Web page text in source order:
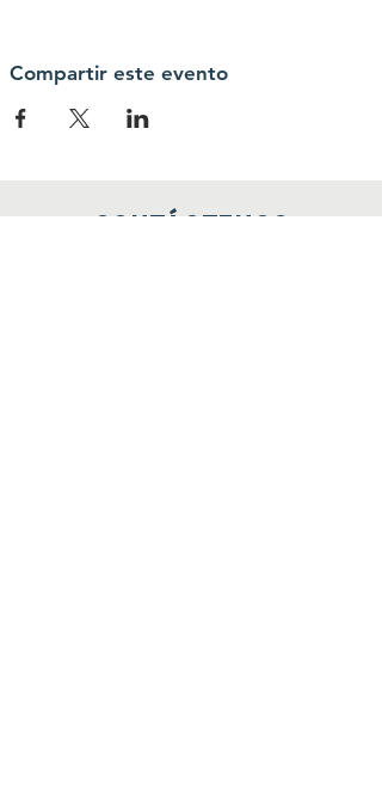
elo da nossa Corrente pelo Bem!
Compartir este evento
Contáctenos